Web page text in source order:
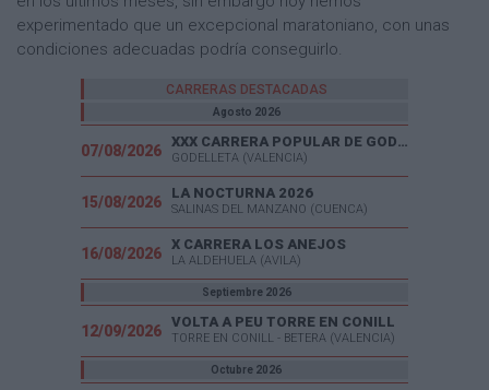
experimentado que un excepcional maratoniano, con unas
condiciones adecuadas podría conseguirlo.
CARRERAS DESTACADAS
Agosto 2026
07/08/2026
XXX CARRERA POPULAR DE GODELLETA
GODELLETA (VALENCIA)
15/08/2026
LA NOCTURNA 2026
SALINAS DEL MANZANO (CUENCA)
16/08/2026
X CARRERA LOS ANEJOS
LA ALDEHUELA (AVILA)
Septiembre 2026
12/09/2026
VOLTA A PEU TORRE EN CONILL
TORRE EN CONILL - BETERA (VALENCIA)
Octubre 2026